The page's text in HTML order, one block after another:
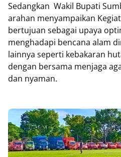
Sedangkan Wakil Bupati
arahan menyampaikan
bertujuan sebagai upaya
menghadapi bencana alam
lainnya seperti kebakaran
dengan bersama menjaga
dan nyaman.